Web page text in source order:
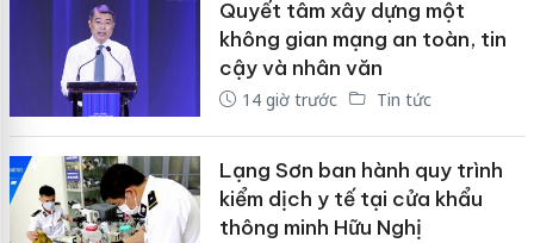
Quyết tâm xây dựng một
không gian mạng an toàn, tin
cậy và nhân văn
14 giờ trước Tin tức
Lạng Sơn ban hành quy trình
kiểm dịch y tế tại cửa khẩu
thông minh Hữu Nghị